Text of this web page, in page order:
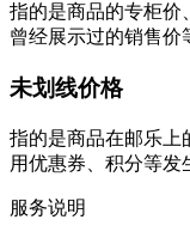
指的是商品的专柜价
曾经展示过的销售价
未划线价格
指的是商品在邮乐上
用优惠券、积分等发
服务说明